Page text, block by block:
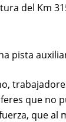
del Km
pista
que no
que al